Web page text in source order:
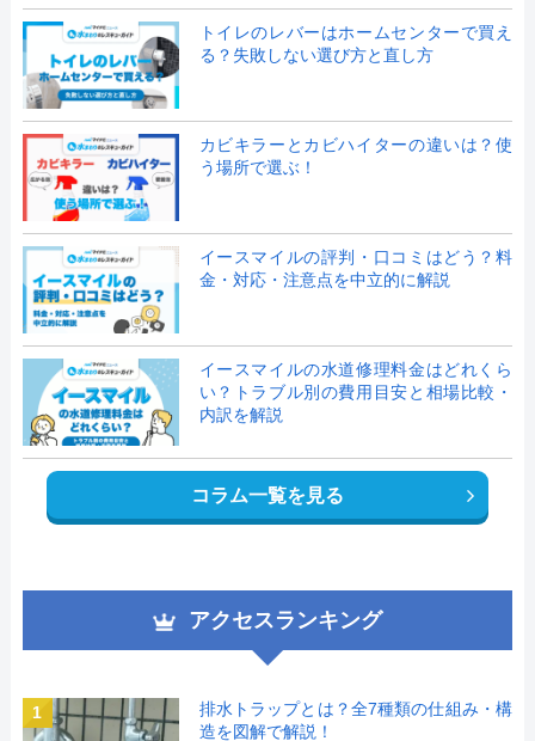
トイレのレバーはホームセンターで買え
る？失敗しない選び方と直し方
カビキラーとカビハイターの違いは？使
う場所で選ぶ！
イースマイルの評判・口コミはどう？料
金・対応・注意点を中立的に解説
イースマイルの水道修理料金はどれくら
い？トラブル別の費用目安と相場比較・
内訳を解説
コラム一覧を見る
アクセスランキング
1
排水トラップとは？全7種類の仕組み・構
造を図解で解説！